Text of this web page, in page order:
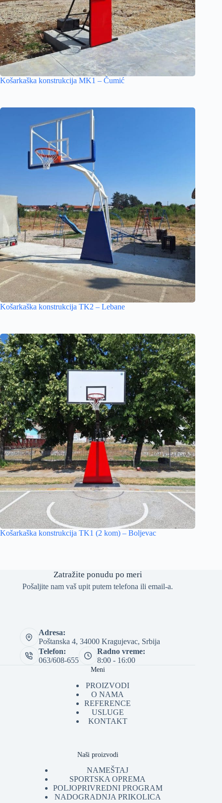
Košarkaška konstrukcija MK1 – Čumić
Košarkaška konstrukcija TK2 – Lebane
Košarkaška konstrukcija TK1 (2 kom) – Boljevac
Zatražite ponudu po meri
Pošaljite nam vaš upit putem telefona ili email-a.
Adresa:
Poštanska 4, 34000 Kragujevac, Srbija
Telefon:
063/608-655
Radno vreme:
8:00 - 16:00
Meni
PROIZVODI
O NAMA
REFERENCE
USLUGE
KONTAKT
Naši proizvodi
NAMEŠTAJ
SPORTSKA OPREMA
POLJOPRIVREDNI PROGRAM
NADOGRADNJA PRIKOLICA